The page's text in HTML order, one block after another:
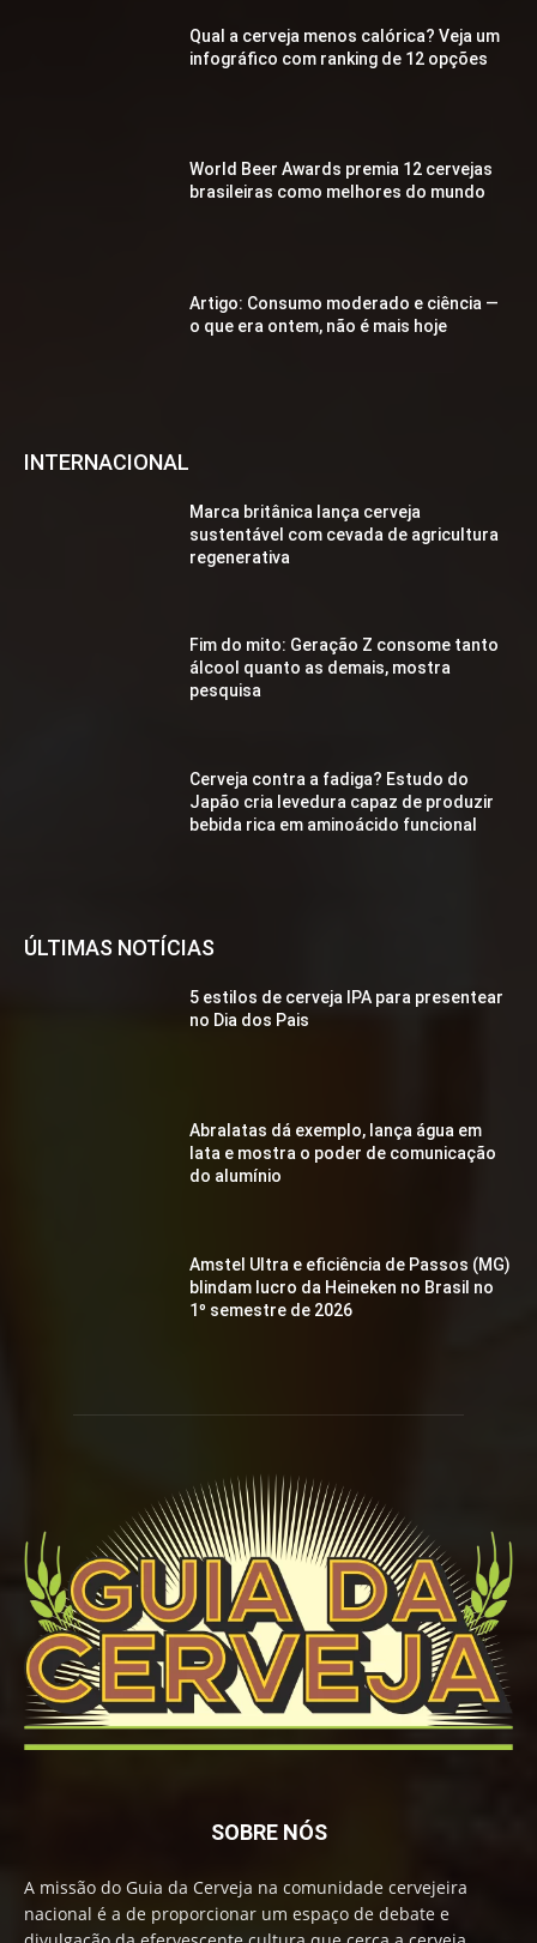
Qual a cerveja menos calórica? Veja um
infográfico com ranking de 12 opções
World Beer Awards premia 12 cervejas
brasileiras como melhores do mundo
Artigo: Consumo moderado e ciência —
o que era ontem, não é mais hoje
INTERNACIONAL
Marca britânica lança cerveja
sustentável com cevada de agricultura
regenerativa
Fim do mito: Geração Z consome tanto
álcool quanto as demais, mostra
pesquisa
Cerveja contra a fadiga? Estudo do
Japão cria levedura capaz de produzir
bebida rica em aminoácido funcional
ÚLTIMAS NOTÍCIAS
5 estilos de cerveja IPA para presentear
no Dia dos Pais
Abralatas dá exemplo, lança água em
lata e mostra o poder de comunicação
do alumínio
Amstel Ultra e eficiência de Passos (MG)
blindam lucro da Heineken no Brasil no
1º semestre de 2026
SOBRE NÓS
A missão do Guia da Cerveja na comunidade cervejeira
nacional é a de proporcionar um espaço de debate e